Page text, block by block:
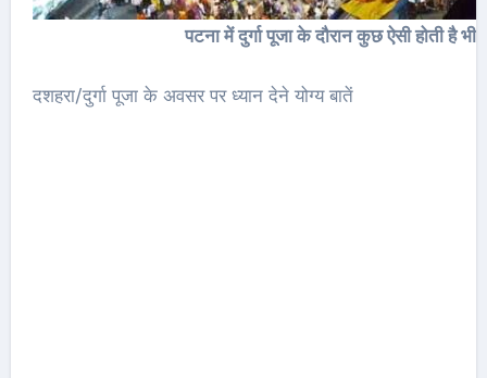
पटना में दुर्गा पूजा के दौरान कुछ ऐसी होती है
दशहरा/दुर्गा पूजा के अवसर पर ध्यान देने योग्य बातें